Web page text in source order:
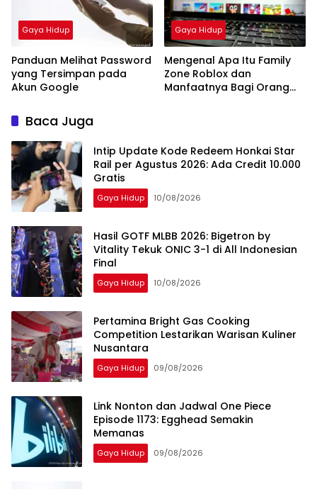
Gaya Hidup
Panduan Melihat Password
yang Tersimpan pada
Akun Google
Gaya Hidup
Mengenal Apa Itu Family
Zone Roblox dan
Manfaatnya Bagi Orang
Baca Juga
Intip Update Kode Redeem Honkai Star
Rail per Agustus 2026: Ada Credit 10.000
Gratis
Gaya Hidup 10/08/2026
Hasil GOTF MLBB 2026: Bigetron by
Vitality Tekuk ONIC 3-1 di All Indonesian
Final
Gaya Hidup 10/08/2026
Pertamina Bright Gas Cooking
Competition Lestarikan Warisan Kuliner
Nusantara
Gaya Hidup 09/08/2026
Link Nonton dan Jadwal One Piece
Episode 1173: Egghead Semakin
Memanas
Gaya Hidup 09/08/2026